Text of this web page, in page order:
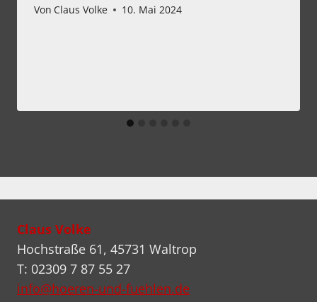
Von Claus Volke 10. Mai 2024
Claus Volke
Hochstraße 61, 45731 Waltrop
T: 02309 7 87 55 27
info@hoeren-und-fuehlen.de